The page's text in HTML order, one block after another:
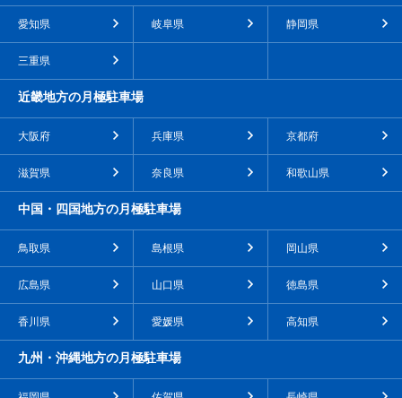
愛知県 岐阜県 静岡県
三重県
近畿地方の月極駐車場
大阪府 兵庫県 京都府
滋賀県 奈良県 和歌山県
中国・四国地方の月極駐車場
鳥取県 島根県 岡山県
広島県 山口県 徳島県
香川県 愛媛県 高知県
九州・沖縄地方の月極駐車場